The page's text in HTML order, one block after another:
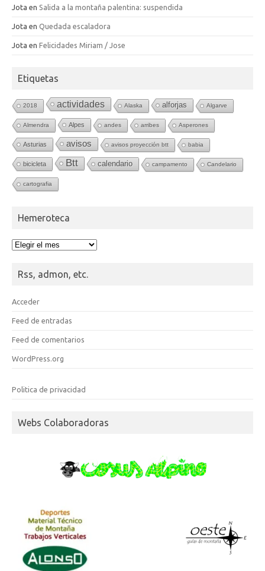
Jota en Salida a la montaña palentina: suspendida
Jota en Quedada escaladora
Jota en Felicidades Miriam / Jose
Etiquetas
2018 actividades Alaska alforjas Algarve
Almendra Alpes andes arribes Asperones
Asturias avisos avisos proyección btt babia
bicicleta Btt calendario campamento Candelario
cartografia
Hemeroteca
Hemeroteca
Rss, admon, etc.
Acceder
Feed de entradas
Feed de comentarios
WordPress.org
Politica de privacidad
Webs Colaboradoras